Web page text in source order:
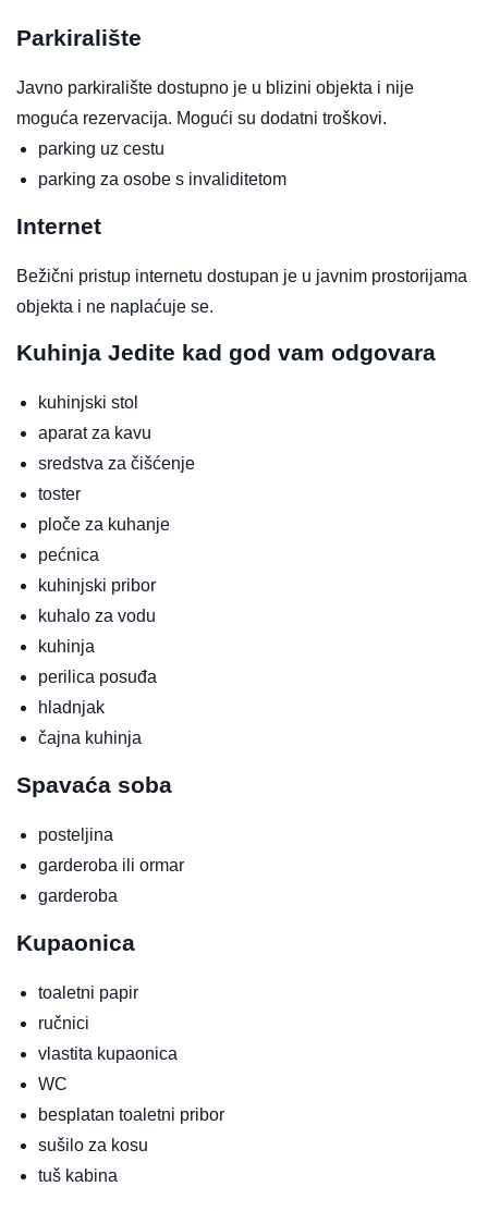
Parkiralište
Javno parkiralište dostupno je u blizini objekta i nije
moguća rezervacija. Mogući su dodatni troškovi.
parking uz cestu
parking za osobe s invaliditetom
Internet
Bežični pristup internetu dostupan je u javnim prostorijama
objekta i ne naplaćuje se.
Kuhinja Jedite kad god vam odgovara
kuhinjski stol
aparat za kavu
sredstva za čišćenje
toster
ploče za kuhanje
pećnica
kuhinjski pribor
kuhalo za vodu
kuhinja
perilica posuđa
hladnjak
čajna kuhinja
Spavaća soba
posteljina
garderoba ili ormar
garderoba
Kupaonica
toaletni papir
ručnici
vlastita kupaonica
WC
besplatan toaletni pribor
sušilo za kosu
tuš kabina